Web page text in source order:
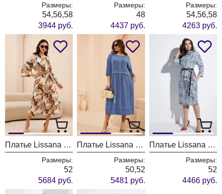
Размеры:
54,56,58
3944 руб.
Размеры:
48
4437 руб.
Размеры:
54,56,58
4263 руб.
Платье Lissana 4683
Размеры:
52
5684 руб.
Платье Lissana 4676/1
Размеры:
50,52
5481 руб.
Платье Lissana 4646
Размеры:
52
4466 руб.